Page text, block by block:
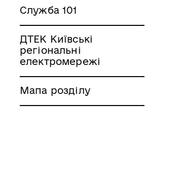
Служба 101
ДТЕК Київські
регіональні
електромережі
Мапа розділу